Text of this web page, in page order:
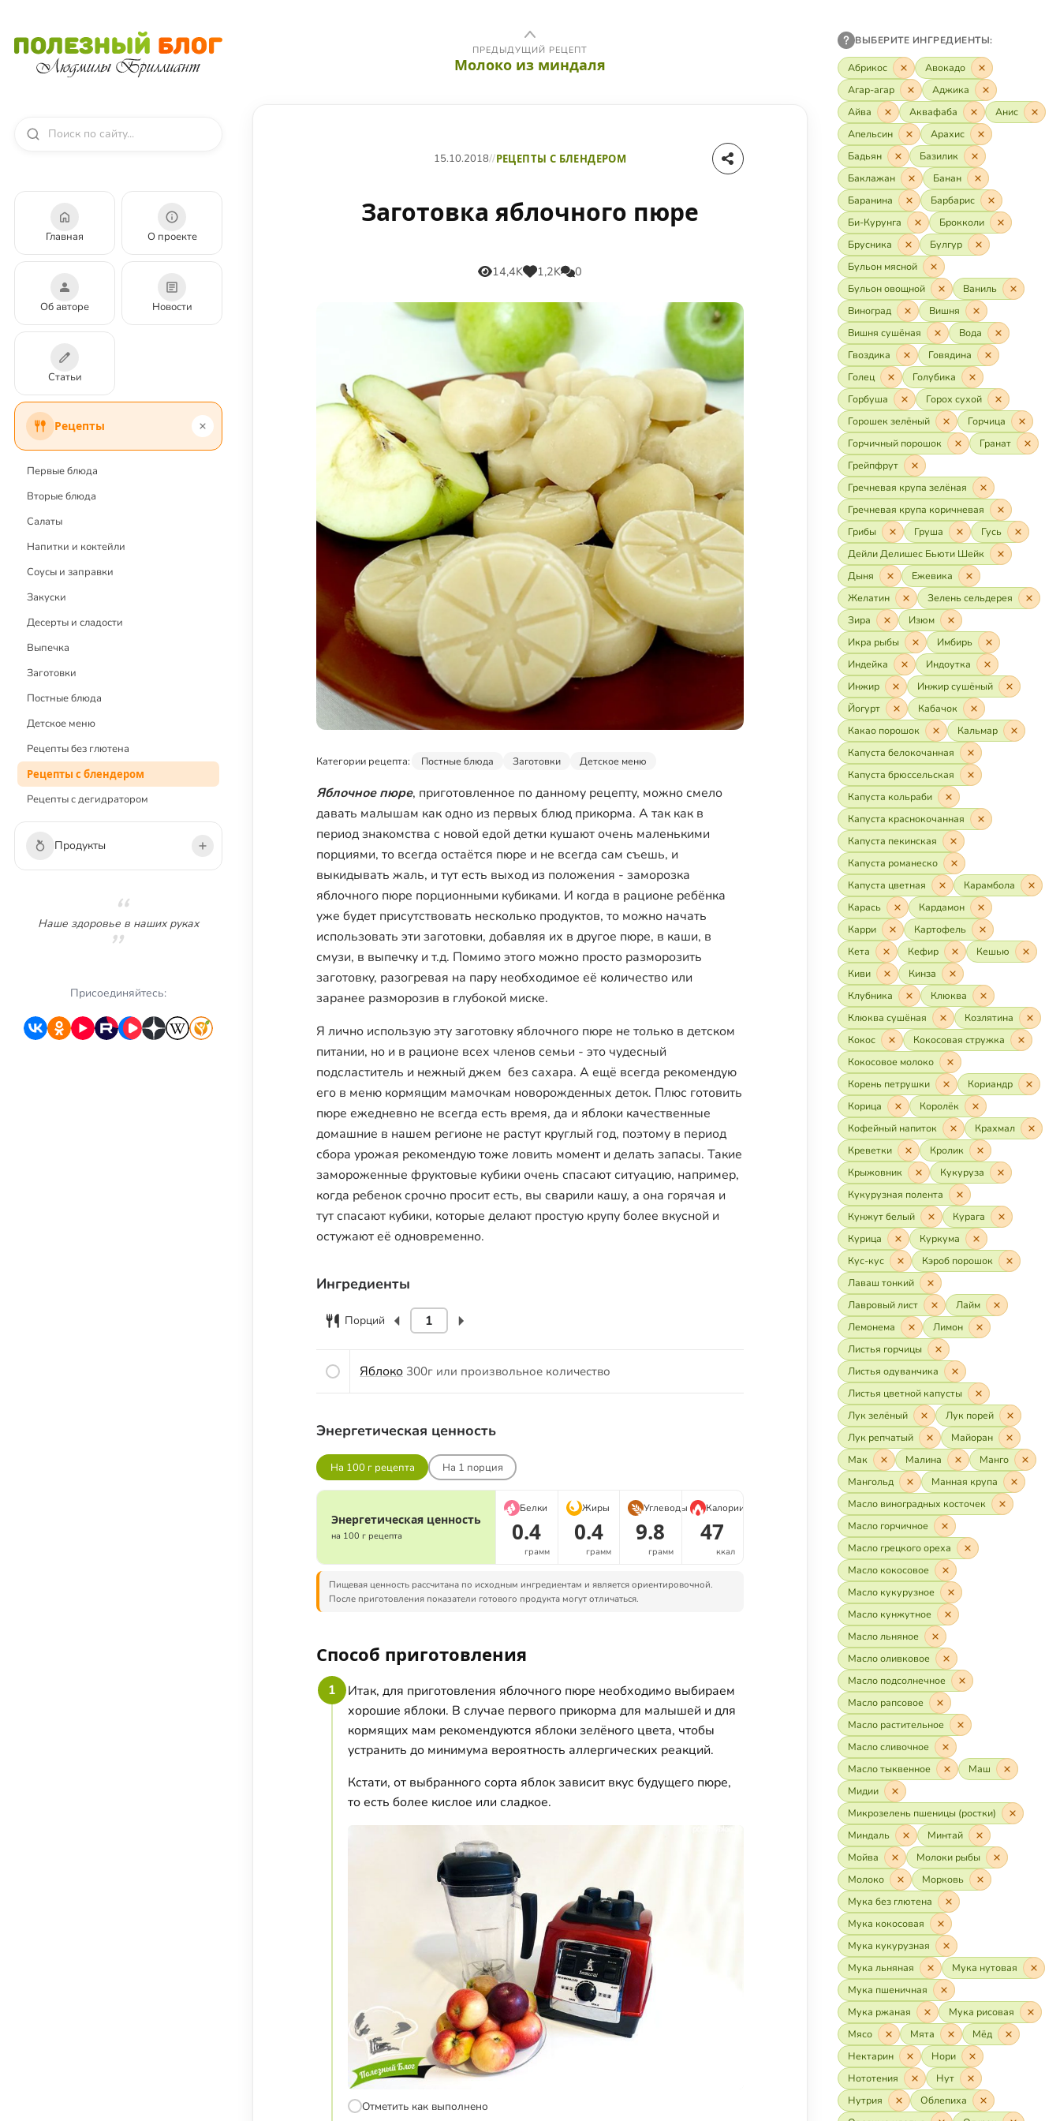
Главная О проекте
Об авторе Новости
Статьи
Рецепты
Первые блюда
Вторые блюда
Салаты
Напитки и коктейли
Соусы и заправки
Закуски
Десерты и сладости
Выпечка
Заготовки
Постные блюда
Детское меню
Рецепты без глютена
Рецепты с блендером
Рецепты с дегидратором
Продукты
Сухофрукты
Орехи
Наше здоровье в наших руках
Присоединяйтесь:
ПРЕДЫДУЩИЙ РЕЦЕПТ
Молоко из миндаля
15.10.2018//РЕЦЕПТЫ С БЛЕНДЕРОМ
Заготовка яблочного пюре
14,4K 1,2K 0
Категории рецепта: Постные блюда Заготовки Детское меню
Яблочное пюре, приготовленное по данному рецепту, можно смело
давать малышам как одно из первых блюд прикорма. А так как в
период знакомства с новой едой детки кушают очень маленькими
порциями, то всегда остаётся пюре и не всегда сам съешь, и
выкидывать жаль, и тут есть выход из положения - заморозка
яблочного пюре порционными кубиками. И когда в рационе ребёнка
уже будет присутствовать несколько продуктов, то можно начать
использовать эти заготовки, добавляя их в другое пюре, в каши, в
смузи, в выпечку и т.д. Помимо этого можно просто разморозить
заготовку, разогревая на пару необходимое её количество или
заранее разморозив в глубокой миске.
Я лично использую эту заготовку яблочного пюре не только в детском
питании, но и в рационе всех членов семьи - это чудесный
подсластитель и нежный джем без сахара. А ещё всегда рекомендую
его в меню кормящим мамочкам новорожденных деток. Плюс готовить
пюре ежедневно не всегда есть время, да и яблоки качественные
домашние в нашем регионе не растут круглый год, поэтому в период
сбора урожая рекомендую тоже ловить момент и делать запасы. Такие
замороженные фруктовые кубики очень спасают ситуацию, например,
когда ребенок срочно просит есть, вы сварили кашу, а она горячая и
тут спасают кубики, которые делают простую крупу более вкусной и
остужают её одновременно.
Ингредиенты
Порций
Яблоко 300г или произвольное количество
Энергетическая ценность
На 100 г рецепта На 1 порция
Энергетическая ценность
на 100 г рецепта
Белки
0.4
грамм
Жиры
0.4
грамм
Углеводы
9.8
грамм
Калории
47
ккал
Пищевая ценность рассчитана по исходным ингредиентам и является ориентировочной.
После приготовления показатели готового продукта могут отличаться.
Способ приготовления
1
Итак, для приготовления яблочного пюре необходимо выбираем
хорошие яблоки. В случае первого прикорма для малышей и для
кормящих мам рекомендуются яблоки зелёного цвета, чтобы
устранить до минимума вероятность аллергических реакций.
Кстати, от выбранного сорта яблок зависит вкус будущего пюре,
то есть более кислое или сладкое.
Отметить как выполнено
ВЫБЕРИТЕ ИНГРЕДИЕНТЫ:
Абрикос
Авокадо
Агар-агар
Аджика
Айва
Аквафаба
Анис
Апельсин
Арахис
Бадьян
Базилик
Баклажан
Банан
Баранина
Барбарис
Би-Курунга
Брокколи
Брусника
Булгур
Бульон мясной
Бульон овощной
Ваниль
Виноград
Вишня
Вишня сушёная
Вода
Гвоздика
Говядина
Голец
Голубика
Горбуша
Горох сухой
Горошек зелёный
Горчица
Горчичный порошок
Гранат
Грейпфрут
Гречневая крупа зелёная
Гречневая крупа коричневая
Грибы
Груша
Гусь
Дейли Делишес Бьюти Шейк
Дыня
Ежевика
Желатин
Зелень сельдерея
Зира
Изюм
Икра рыбы
Имбирь
Индейка
Индоутка
Инжир
Инжир сушёный
Йогурт
Кабачок
Какао порошок
Кальмар
Капуста белокочанная
Капуста брюссельская
Капуста кольраби
Капуста краснокочанная
Капуста пекинская
Капуста романеско
Капуста цветная
Карамбола
Карась
Кардамон
Карри
Картофель
Кета
Кефир
Кешью
Киви
Кинза
Клубника
Клюква
Клюква сушёная
Козлятина
Кокос
Кокосовая стружка
Кокосовое молоко
Корень петрушки
Кориандр
Корица
Королёк
Кофейный напиток
Крахмал
Креветки
Кролик
Крыжовник
Кукуруза
Кукурузная полента
Кунжут белый
Курага
Курица
Куркума
Кус-кус
Кэроб порошок
Лаваш тонкий
Лавровый лист
Лайм
Лемонема
Лимон
Листья горчицы
Листья одуванчика
Листья цветной капусты
Лук зелёный
Лук порей
Лук репчатый
Майоран
Мак
Малина
Манго
Мангольд
Манная крупа
Масло виноградных косточек
Масло горчичное
Масло грецкого ореха
Масло кокосовое
Масло кукурузное
Масло кунжутное
Масло льняное
Масло оливковое
Масло подсолнечное
Масло рапсовое
Масло растительное
Масло сливочное
Масло тыквенное
Маш
Мидии
Микрозелень пшеницы (ростки)
Миндаль
Минтай
Мойва
Молоки рыбы
Молоко
Морковь
Мука без глютена
Мука кокосовая
Мука кукурузная
Мука льняная
Мука нутовая
Мука пшеничная
Мука ржаная
Мука рисовая
Мясо
Мята
Мёд
Нектарин
Нори
Нототения
Нут
Нутрия
Облепиха